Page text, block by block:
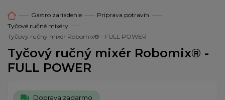
Gastro zariadenie
Príprava potravín
Tyčové ručné mixéry
Tyčový ručný mixér Robomix® - FULL POWER
Tyčový ručný mixér Robomix® -
FULL POWER
Doprava zadarmo